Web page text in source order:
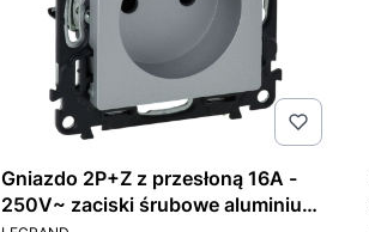
Gniazdo 2P+Z z przesłoną 16A -
250V~ zaciski śrubowe aluminium
PRODUCENT